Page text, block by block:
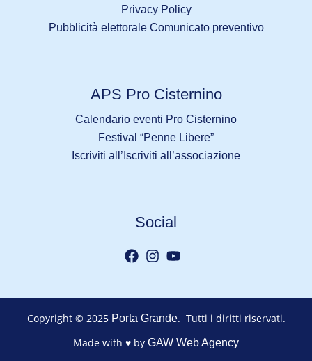
Privacy Policy
Pubblicità elettorale Comunicato preventivo
APS Pro Cisternino
Calendario eventi Pro Cisternino
Festival “Penne Libere”
Iscriviti all’Iscriviti all’associazione
Social
Copyright © 2025 Porta Grande. Tutti i diritti riservati.
Made with ♥ by GAW Web Agency